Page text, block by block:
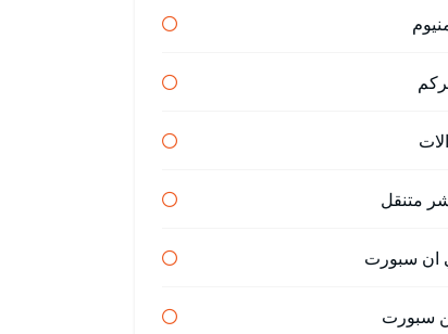
متنقل
ان سبورت
سبورت